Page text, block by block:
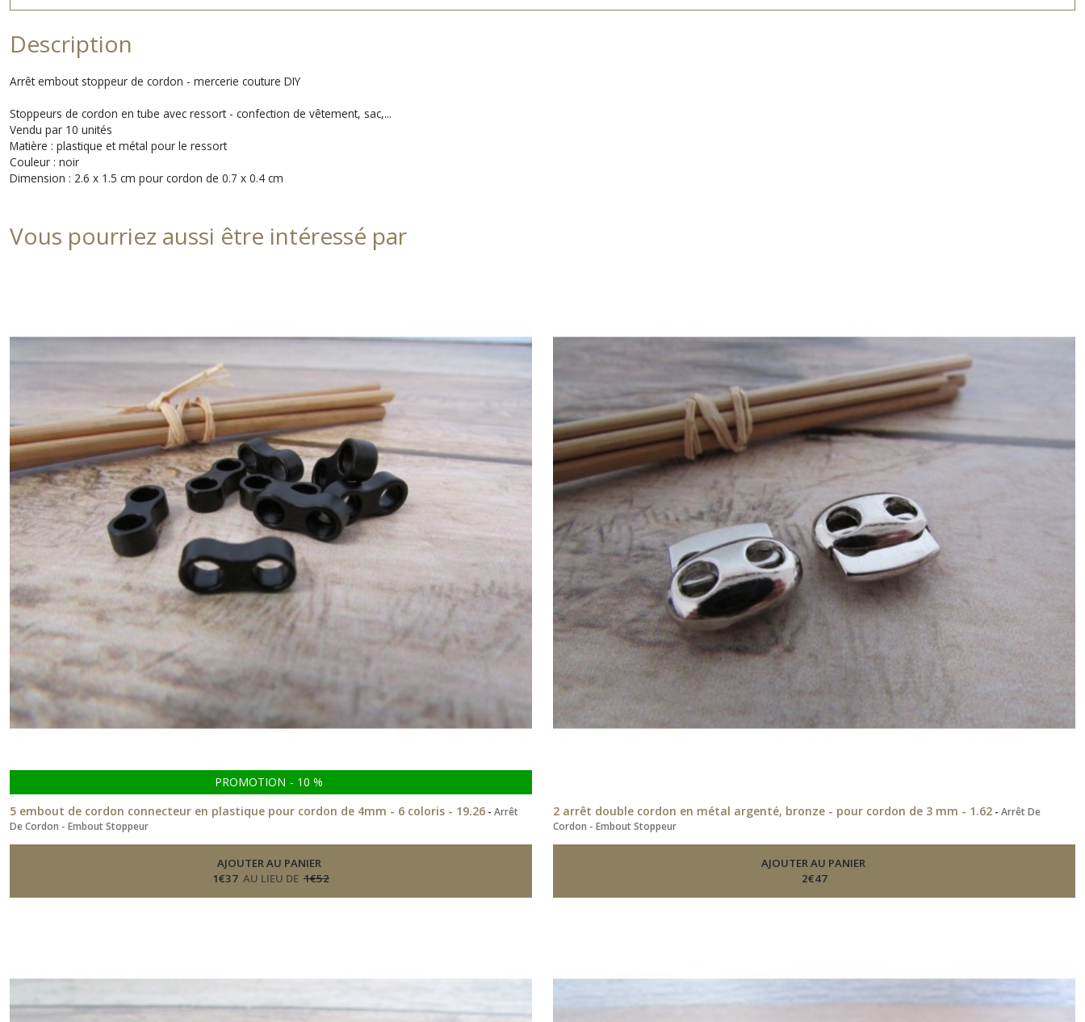
Description
Arrêt embout stoppeur de cordon - mercerie couture DIY
Stoppeurs de cordon en tube avec ressort - confection de vêtement, sac,...
Vendu par 10 unités
Matière : plastique et métal pour le ressort
Couleur : noir
Dimension : 2.6 x 1.5 cm pour cordon de 0.7 x 0.4 cm
Vous pourriez aussi être intéressé par
PROMOTION - 10 %
5 embout de cordon connecteur en plastique pour cordon de 4mm - 6 coloris - 19.26 - Arrêt
De Cordon - Embout Stoppeur
AJOUTER AU PANIER
1€37 AU LIEU DE 1€52
2 arrêt double cordon en métal argenté, bronze - pour cordon de 3 mm - 1.62 -Arrêt De
Cordon - Embout Stoppeur
AJOUTER AU PANIER
2€47